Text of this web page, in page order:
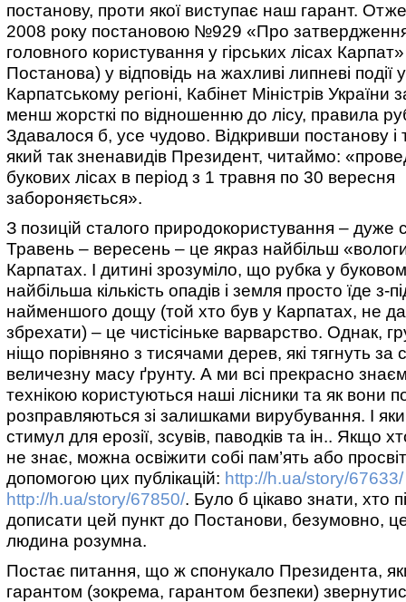
постанову, проти якої виступає наш гарант.
2008 року постановою №929 «Про
головного користування у гірських лісах
Постанова) у відповідь на жахливі липневі події у
Карпатському регіоні, Кабінет Міністрів України
менш жорсткі по відношенню до лісу, правила
Здавалося б, усе чудово. Відкривши постанову і
який так зненавидів Президент, читаймо:
букових лісах в період з 1 травня по 30 вересня
забороняється».
З позицій сталого природокористування – дуже
Травень – вересень – це якраз найбільш
Карпатах. І дитині зрозуміло, що рубка у
найбільша кількість опадів і земля просто їде з-
найменшого дощу (той хто був у Карпатах, не
збрехати) – це чистісіньке варварство. Однак,
ніщо порівняно з тисячами дерев, які тягнуть за
величезну масу ґрунту. А ми всі прекрасно
технікою користуються наші лісники та як вони
розправляються зі залишками вирубування. І
стимул для ерозії, зсувів, паводків та ін.. Якщо
не знає, можна освіжити собі пам’ять або
допомогою цих публікацій: http://h.ua/story/67633/
http://h.ua/story/67850/. Було б цікаво знати, хто
дописати цей пункт до Постанови, безумовно,
людина розумна.
Постає питання, що ж спонукало Президента,
гарантом (зокрема, гарантом безпеки)